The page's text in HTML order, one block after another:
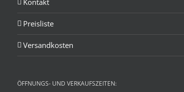
Kontakt
Preisliste
Versandkosten
ÖFFNUNGS- UND VERKAUFSZEITEN: